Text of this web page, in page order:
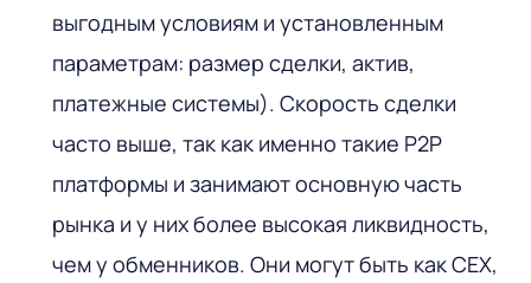
выгодным условиям и установленным
параметрам: размер сделки, актив,
платежные системы). Скорость сделки
часто выше, так как именно такие P2P
платформы и занимают основную часть
рынка и у них более высокая ликвидность,
чем у обменников. Они могут быть как CEX,